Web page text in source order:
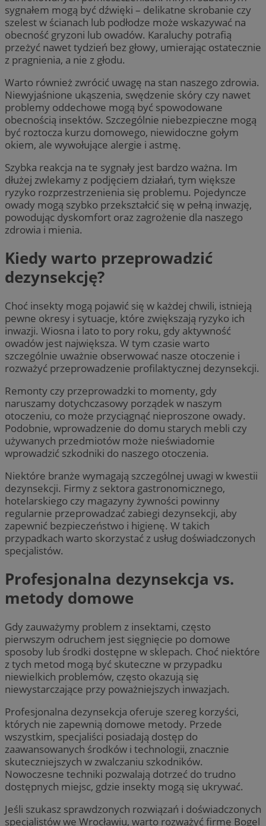
sygnałem mogą być dźwięki – delikatne skrobanie czy
szelest w ścianach lub podłodze może wskazywać na
obecność gryzoni lub owadów. Karaluchy potrafią
przeżyć nawet tydzień bez głowy, umierając ostatecznie
z pragnienia, a nie z głodu.
Warto również zwrócić uwagę na stan naszego zdrowia.
Niewyjaśnione ukąszenia, swędzenie skóry czy nawet
problemy oddechowe mogą być spowodowane
obecnością insektów. Szczególnie niebezpieczne mogą
być roztocza kurzu domowego, niewidoczne gołym
okiem, ale wywołujące alergie i astmę.
Szybka reakcja na te sygnały jest bardzo ważna. Im
dłużej zwlekamy z podjęciem działań, tym większe
ryzyko rozprzestrzenienia się problemu. Pojedyncze
owady mogą szybko przekształcić się w pełną inwazję,
powodując dyskomfort oraz zagrożenie dla naszego
zdrowia i mienia.
Kiedy warto przeprowadzić
dezynsekcję?
Choć insekty mogą pojawić się w każdej chwili, istnieją
pewne okresy i sytuacje, które zwiększają ryzyko ich
inwazji. Wiosna i lato to pory roku, gdy aktywność
owadów jest największa. W tym czasie warto
szczególnie uważnie obserwować nasze otoczenie i
rozważyć przeprowadzenie profilaktycznej dezynsekcji.
Remonty czy przeprowadzki to momenty, gdy
naruszamy dotychczasowy porządek w naszym
otoczeniu, co może przyciągnąć nieproszone owady.
Podobnie, wprowadzenie do domu starych mebli czy
używanych przedmiotów może nieświadomie
wprowadzić szkodniki do naszego otoczenia.
Niektóre branże wymagają szczególnej uwagi w kwestii
dezynsekcji. Firmy z sektora gastronomicznego,
hotelarskiego czy magazyny żywności powinny
regularnie przeprowadzać zabiegi dezynsekcji, aby
zapewnić bezpieczeństwo i higienę. W takich
przypadkach warto skorzystać z usług doświadczonych
specjalistów.
Profesjonalna dezynsekcja vs.
metody domowe
Gdy zauważymy problem z insektami, często
pierwszym odruchem jest sięgnięcie po domowe
sposoby lub środki dostępne w sklepach. Choć niektóre
z tych metod mogą być skuteczne w przypadku
niewielkich problemów, często okazują się
niewystarczające przy poważniejszych inwazjach.
Profesjonalna dezynsekcja oferuje szereg korzyści,
których nie zapewnią domowe metody. Przede
wszystkim, specjaliści posiadają dostęp do
zaawansowanych środków i technologii, znacznie
skuteczniejszych w zwalczaniu szkodników.
Nowoczesne techniki pozwalają dotrzeć do trudno
dostępnych miejsc, gdzie insekty mogą się ukrywać.
Jeśli szukasz sprawdzonych rozwiązań i doświadczonych
specjalistów we Wrocławiu, warto rozważyć firmę Bogel